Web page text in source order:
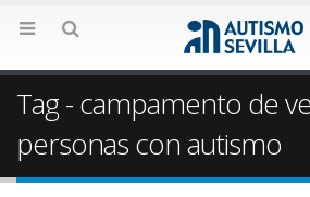
Tag - campamento de
personas con autismo